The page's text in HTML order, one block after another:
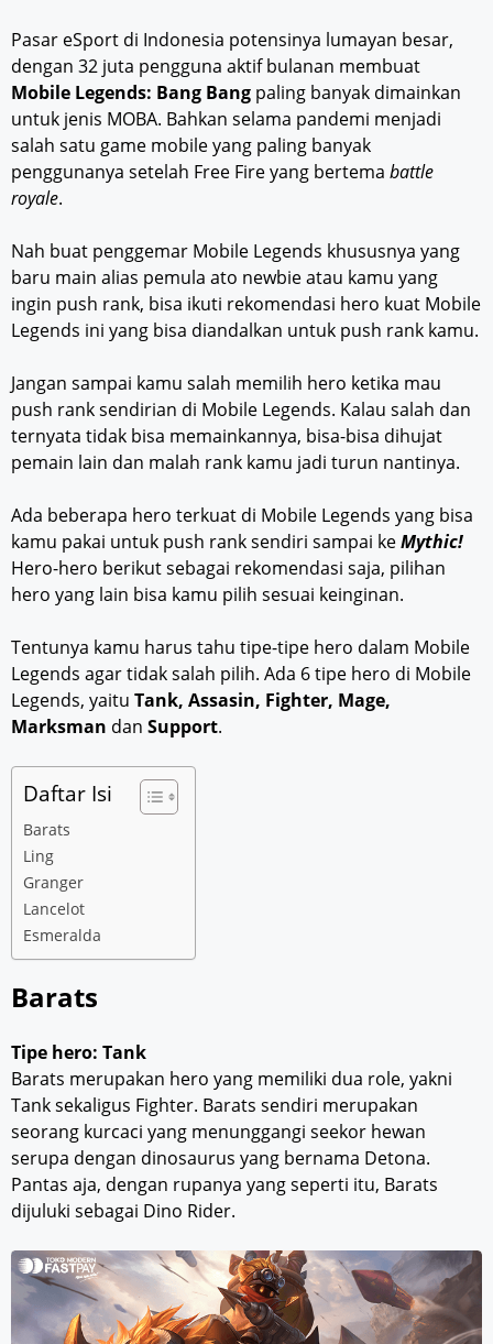
Pasar eSport di Indonesia potensinya lumayan besar,
dengan 32 juta pengguna aktif bulanan membuat
Mobile Legends: Bang Bang paling banyak dimainkan
untuk jenis MOBA. Bahkan selama pandemi menjadi
salah satu game mobile yang paling banyak
penggunanya setelah Free Fire yang bertema battle
royale.
Nah buat penggemar Mobile Legends khususnya yang
baru main alias pemula ato newbie atau kamu yang
ingin push rank, bisa ikuti rekomendasi hero kuat Mobile
Legends ini yang bisa diandalkan untuk push rank kamu.
Jangan sampai kamu salah memilih hero ketika mau
push rank sendirian di Mobile Legends. Kalau salah dan
ternyata tidak bisa memainkannya, bisa-bisa dihujat
pemain lain dan malah rank kamu jadi turun nantinya.
Ada beberapa hero terkuat di Mobile Legends yang bisa
kamu pakai untuk push rank sendiri sampai keMythic!
Hero-hero berikut sebagai rekomendasi saja, pilihan
hero yang lain bisa kamu pilih sesuai keinginan.
Tentunya kamu harus tahu tipe-tipe hero dalam Mobile
Legends agar tidak salah pilih. Ada 6 tipe hero di Mobile
Legends, yaitu Tank, Assasin, Fighter, Mage,
Marksman dan Support.
Daftar Isi
Barats
Ling
Granger
Lancelot
Esmeralda
Barats
Tipe hero: Tank
Barats merupakan hero yang memiliki dua role, yakni
Tank sekaligus Fighter. Barats sendiri merupakan
seorang kurcaci yang menunggangi seekor hewan
serupa dengan dinosaurus yang bernama Detona.
Pantas aja, dengan rupanya yang seperti itu, Barats
dijuluki sebagai Dino Rider.